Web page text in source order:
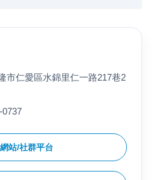
市仁愛區水錦里仁一路217巷2
0737
網站/社群平台